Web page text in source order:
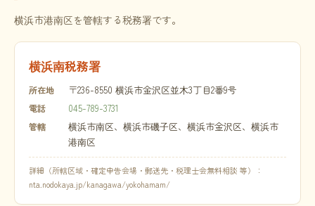
横浜市港南区を管轄する税務署です。
横浜南税務署
所在地 〒236-8550 横浜市金沢区並木3丁目2番9号
電話 045-789-3731
管轄
横浜市南区、横浜市磯子区、横浜市金沢区、横浜市
港南区
詳細（所轄区域・確定申告会場・郵送先・税理士会無料相談 等）：
nta.nodokaya.jp/kanagawa/yokohamam/